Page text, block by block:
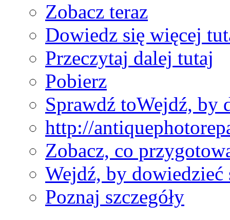
Zobacz teraz
Dowiedz się więcej
Przeczytaj dalej tutaj
Pobierz
Sprawdź toWejdź, by
http://
Zobacz, co
Wejdź, by dowiedzieć
Poznaj szczegóły